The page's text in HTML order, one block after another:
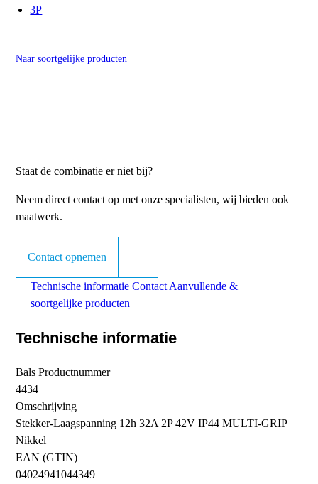
3P
Naar soortgelijke producten
Staat de combinatie er niet bij?
Neem direct contact op met onze specialisten, wij bieden ook
maatwerk.
Contact opnemen
Technische informatie Contact Aanvullende &
soortgelijke producten
Technische informatie
Bals Productnummer
4434
Omschrijving
Stekker-Laagspanning 12h 32A 2P 42V IP44 MULTI-GRIP
Nikkel
EAN (GTIN)
04024941044349